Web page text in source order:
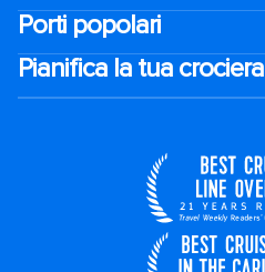
Porti popolari
Pianifica la tua crociera